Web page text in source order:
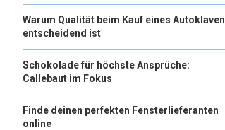
Warum Qualität beim Kauf eines Autoklaven
entscheidend ist
Schokolade für höchste Ansprüche:
Callebaut im Fokus
Finde deinen perfekten Fensterlieferanten
online